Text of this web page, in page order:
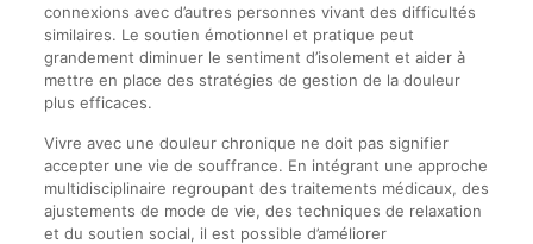
connexions avec d’autres personnes vivant des difficultés
similaires. Le soutien émotionnel et pratique peut
grandement diminuer le sentiment d’isolement et aider à
mettre en place des stratégies de gestion de la douleur
plus efficaces.
Vivre avec une douleur chronique ne doit pas signifier
accepter une vie de souffrance. En intégrant une approche
multidisciplinaire regroupant des traitements médicaux, des
ajustements de mode de vie, des techniques de relaxation
et du soutien social, il est possible d’améliorer